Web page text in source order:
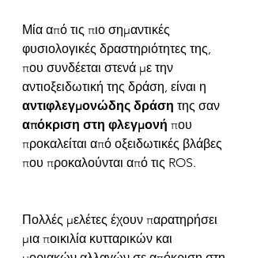
Μία από τις πιο σημαντικές
φυσιολογικές δραστηριότητες της,
που συνδέεται στενά με την
αντιοξειδωτική της δράση, είναι η
αντιφλεγμονώδης δράση της σαν
απόκριση στη φλεγμονή που
προκαλείται από οξειδωτικές βλάβες
που προκαλούνται από τις ROS.
Πολλές μελέτες έχουν παρατηρήσει
μια ποικιλία κυτταρικών και